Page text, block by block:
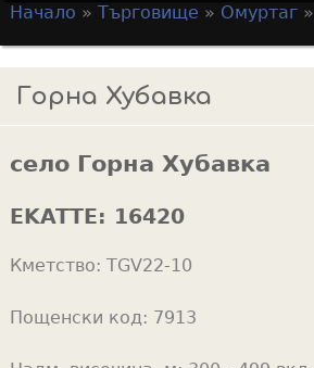
r
c
h
f
r
m
с
и
o
u
r
e
e
Начало » Търговище » Омуртаг»
Горна Хубавка
село Горна Хубавка
EKATTE: 16420
Кметство: TGV22-10
Пощенски код: 7913